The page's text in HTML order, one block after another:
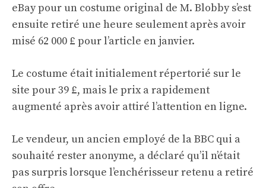
eBay pour un costume original de M. Blobby s’est
ensuite retiré une heure seulement après avoir
misé 62 000 £ pour l’article en janvier.
Le costume était initialement répertorié sur le
site pour 39 £, mais le prix a rapidement
augmenté après avoir attiré l’attention en ligne.
Le vendeur, un ancien employé de la BBC qui a
souhaité rester anonyme, a déclaré qu’il n’était
pas surpris lorsque l’enchérisseur retenu a retiré